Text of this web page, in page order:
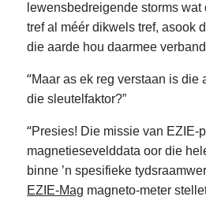
lewensbedreigende storms
tref al méér dikwels tref, asook
die aarde hou daarmee
“Maar as ek reg verstaan is die
die sleutelfaktor?”
“Presies! Die missie van EZIE-
magnetiesevelddata oor die
binne ’n spesifieke
EZIE-Mag magneto-meter